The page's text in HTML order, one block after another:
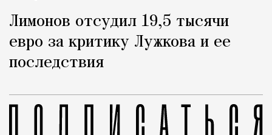
Лимонов отсудил 19,5 тысячи
евро за критику Лужкова и ее
последствия